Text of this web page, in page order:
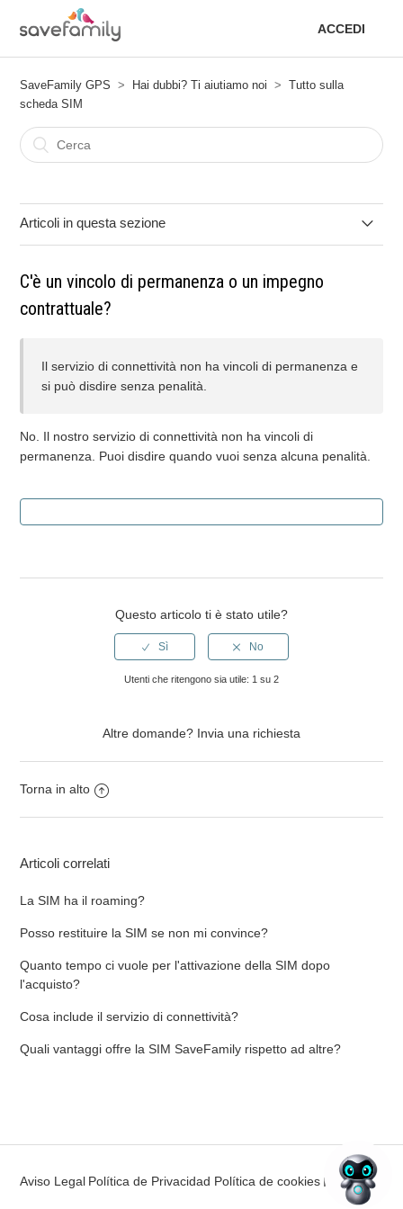
ACCEDI
SaveFamily GPS Hai dubbi? Ti aiutiamo noi
Tutto sulla
scheda SIM
Articoli in questa sezione
cancellato o non riuscito
Cosa fare se non ricevo l'email di attivazione?
Cosa include il servizio di connettività?
Come attivo la SIM?
C'è un vincolo di permanenza o un impegno
contrattuale?
Il servizio di connettività non ha vincoli di permanenza e
si può disdire senza penalità.
No. Il nostro servizio di connettività non ha vincoli di
permanenza. Puoi disdire quando vuoi senza alcuna penalità.
Questo articolo ti è stato utile?
Utenti che ritengono sia utile: 1 su 2
Altre domande? Invia una richiesta
Torna in alto
Articoli correlati
La SIM ha il roaming?
Posso restituire la SIM se non mi convince?
Quanto tempo ci vuole per l'attivazione della SIM dopo
l'acquisto?
Cosa include il servizio di connettività?
Quali vantaggi offre la SIM SaveFamily rispetto ad altre?
Aviso Legal Política de Privacidad Política de cookies Italiano